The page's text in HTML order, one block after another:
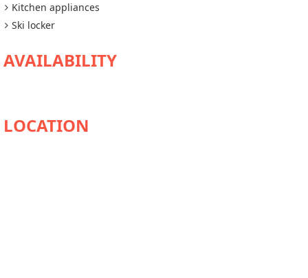
Kitchen appliances
Ski locker
AVAILABILITY